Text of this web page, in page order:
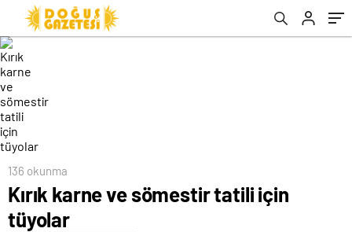
136 okunma
Kırık karne ve sömestir tatili için
tüyolar